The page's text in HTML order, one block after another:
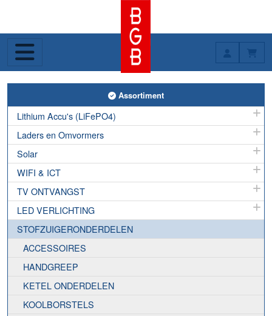
Toggle Assortiment
Assortiment
Lithium Accu's (LiFePO4)
Laders en Omvormers
Solar
WIFI & ICT
TV ONTVANGST
LED VERLICHTING
STOFZUIGERONDERDELEN
ACCESSOIRES
HANDGREEP
KETEL ONDERDELEN
KOOLBORSTELS